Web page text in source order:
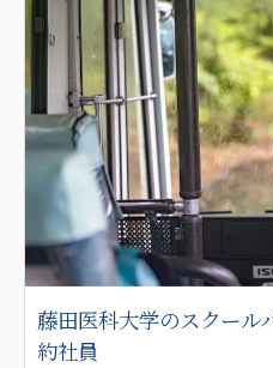
藤田医科大学のスクール
約社員